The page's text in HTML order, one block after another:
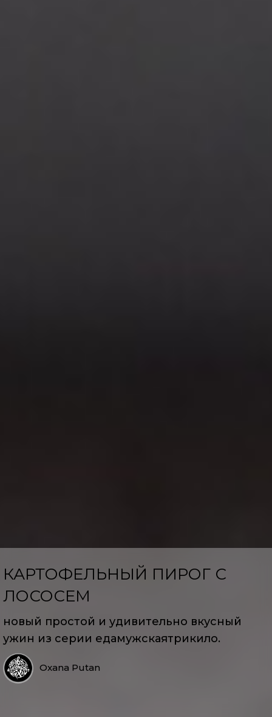
КАРТОФЕЛЬНЫЙ ПИРОГ С
ЛОСОСЕМ
новый простой и удивительно вкусный
ужин из серии едамужскаятрикило.
Oxana Putan